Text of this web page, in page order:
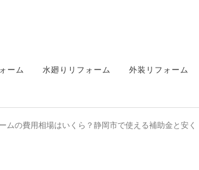
ーム 水廻りリフォーム 外装リフォーム
ムの費用相場はいくら？静岡市で使える補助金と安く